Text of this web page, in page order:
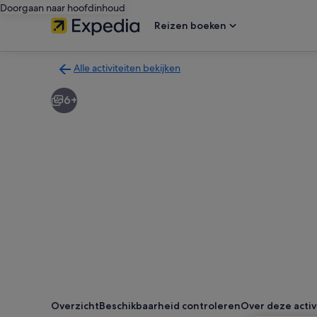
Doorgaan naar hoofdinhoud
Reizen boeken
Alle activiteiten bekijken
naar
de
6+
OverzichtBeschikbaarheid controlerenOver deze